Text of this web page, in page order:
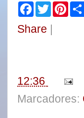
F
e
T
w
t
P
Share |
12:36
Marcadores: